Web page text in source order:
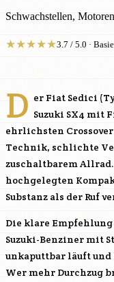
Schwachstellen,
★★★★★3.7 / 5.0 ·
D er Fiat Sedici
Suzuki SX4 mit
ehrlichsten
Technik, schlichte
zuschaltbarem
hochgelegten
Substanz als der Ruf
Die klare
Suzuki-Benziner mit
unkaputtbar läuft
Wer mehr Durchzug